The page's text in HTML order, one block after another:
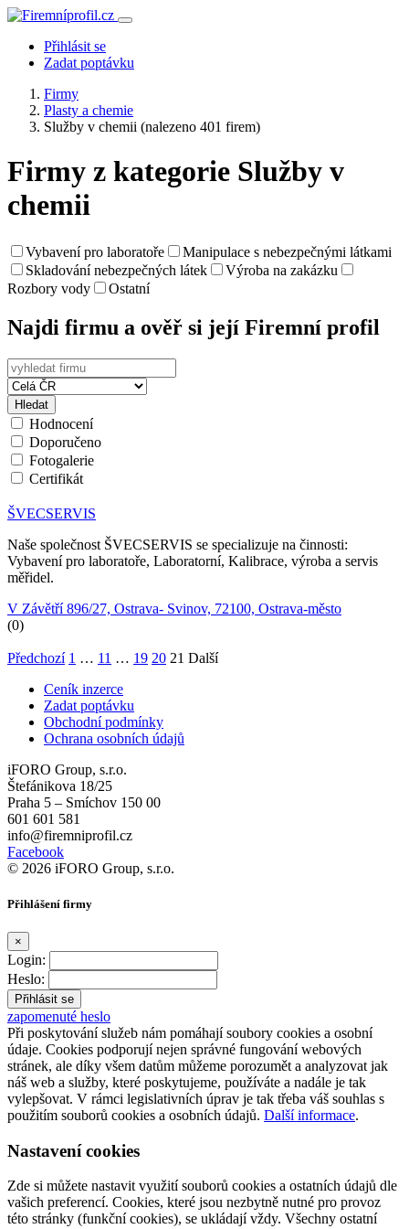
Přihlásit se
Zadat poptávku
Firmy
Plasty a chemie
Služby v chemii (nalezeno 401 firem)
Firmy z kategorie Služby v
chemii
Vybavení pro laboratoře
Manipulace s nebezpečnými látkami
Skladování nebezpečných látek
Výroba na zakázku
Rozbory vody
Ostatní
Najdi firmu a ověř si její Firemní profil
Hledat
Hodnocení
Doporučeno
Fotogalerie
Certifikát
ŠVECSERVIS
Naše společnost ŠVECSERVIS se specializuje na činnosti:
Vybavení pro laboratoře, Laboratorní, Kalibrace, výroba a servis
měřidel.
V Závětří 896/27, Ostrava- Svinov, 72100, Ostrava-město
(0)
Předchozí 1 … 11 … 19 20 21 Další
Ceník inzerce
Zadat poptávku
Obchodní podmínky
Ochrana osobních údajů
iFORO Group, s.r.o.
Štefánikova 18/25
Praha 5 – Smíchov 150 00
601 601 581
info@firemniprofil.cz
Facebook
© 2026 iFORO Group, s.r.o.
Přihlášení firmy
×
Login:
Heslo:
zapomenuté heslo
Při poskytování služeb nám pomáhají soubory cookies a osobní
údaje. Cookies podporují nejen správné fungování webových
stránek, ale díky všem datům můžeme porozumět a analyzovat jak
náš web a služby, které poskytujeme, používáte a nadále je tak
vylepšovat. V rámci legislativních úprav je tak třeba váš souhlas s
použitím souborů cookies a osobních údajů. Další informace.
Nastavení cookies
Zde si můžete nastavit využití souborů cookies a ostatních údajů dle
vašich preferencí. Cookies, které jsou nezbytně nutné pro provoz
této stránky (funkční cookies), se ukládají vždy. Všechny ostatní